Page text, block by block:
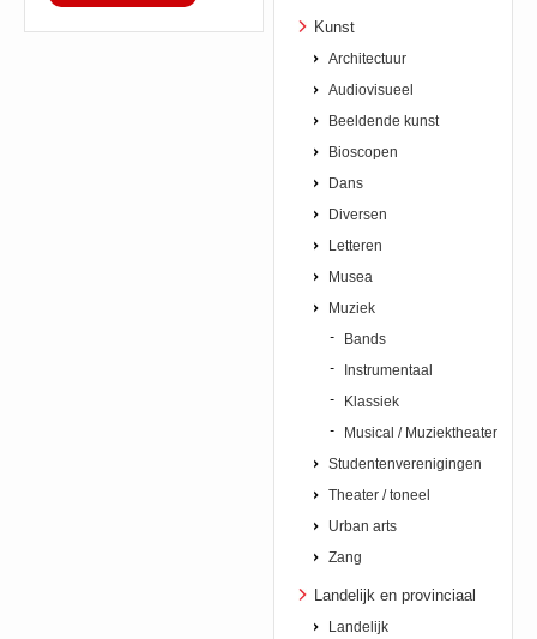
Kunst
Architectuur
Audiovisueel
Beeldende kunst
Bioscopen
Dans
Diversen
Letteren
Musea
Muziek
Bands
Instrumentaal
Klassiek
Musical / Muziektheater
Studentenverenigingen
Theater / toneel
Urban arts
Zang
Landelijk en provinciaal
Landelijk